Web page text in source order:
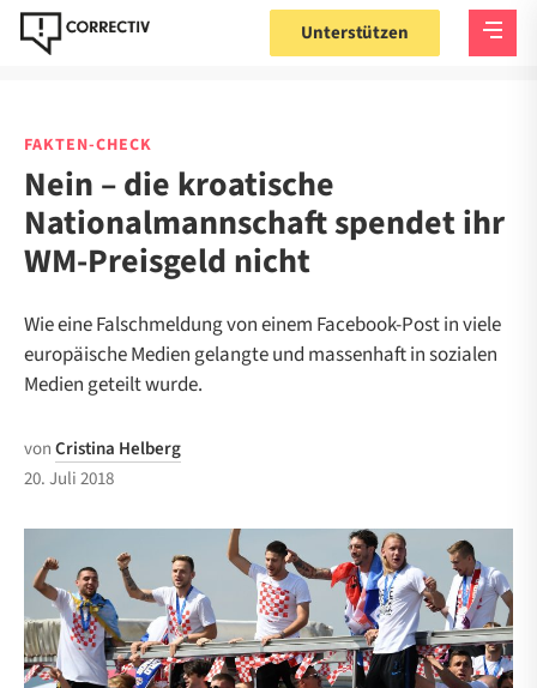
Unterstützen
FAKTEN-CHECK
Nein – die kroatische
Nationalmannschaft spendet ihr
WM-Preisgeld nicht
Wie eine Falschmeldung von einem Facebook-Post in viele
europäische Medien gelangte und massenhaft in sozialen
Medien geteilt wurde.
vonCristina Helberg
20. Juli 2018